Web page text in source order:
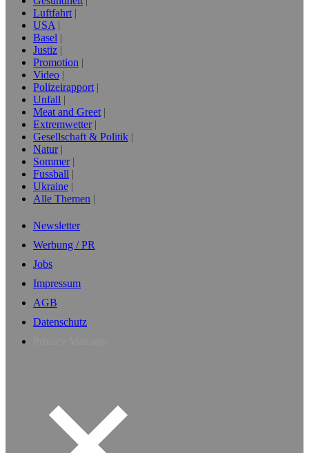
Luftfahrt
USA
Basel
Justiz
Promotion
Video
Polizeirapport
Unfall
Meat and Greet
Extremwetter
Gesellschaft & Politik
Natur
Sommer
Fussball
Ukraine
Alle Themen
Newsletter
Werbung / PR
Jobs
Impressum
AGB
Datenschutz